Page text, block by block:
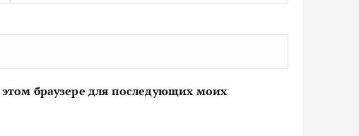
браузере для последующих моих